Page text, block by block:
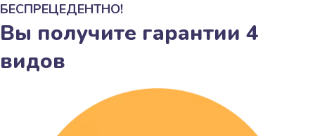
БЕСПРЕЦЕДЕНТНО!
Вы получите гарантии 4
видов